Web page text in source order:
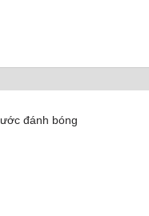
đánh bóng